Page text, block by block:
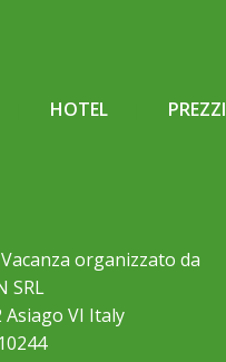
HOTEL PREZZI
organizzato da
SRL
Asiago VI Italy